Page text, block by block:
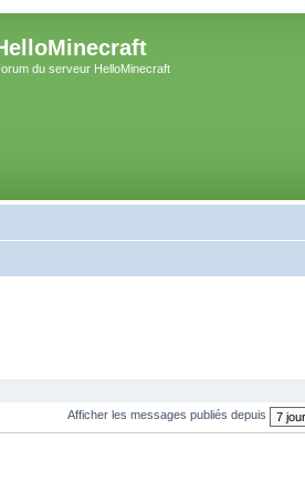
du serveur HelloMinecraft
Afficher les messages publiés depuis